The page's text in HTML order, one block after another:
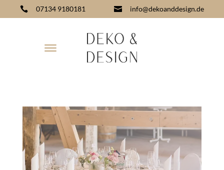
 07134 9180181  info@dekoanddesign.de